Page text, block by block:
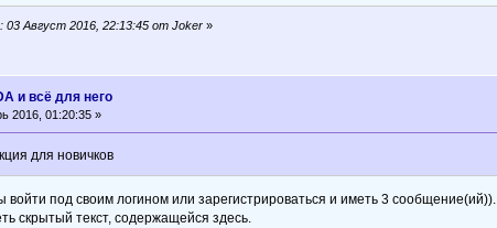
03 Август 2016, 22:13:45 от Joker»
и всё для него
2016, 01:20:35 »
для новичков
под своим логином или зарегистрироваться и иметь 3 сообщение(ий)).
скрытый текст, содержащейся здесь.